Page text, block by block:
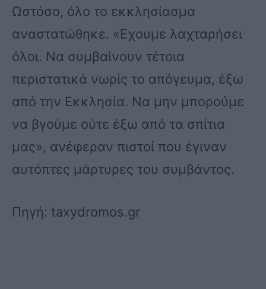
Ωστόσο, όλο το εκκλησίασμα
αναστατώθηκε. «Εχουμε λαχταρήσει
όλοι. Να συμβαίνουν τέτοια
περιστατικά νωρίς το απόγευμα, έξω
από την Εκκλησία. Να μην μπορούμε
να βγούμε ούτε έξω από τα σπίτια
μας», ανέφεραν πιστοί που έγιναν
αυτόπτες μάρτυρες του συμβάντος.
Πηγή: taxydromos.gr